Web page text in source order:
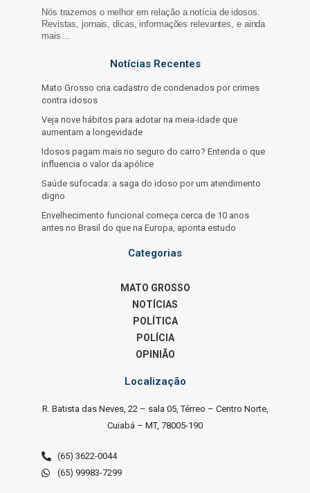
Nós trazemos o melhor em relação a notícia de idosos.
Revistas, jornais, dicas, informações relevantes, e ainda
mais…
Notícias Recentes
Mato Grosso cria cadastro de condenados por crimes
contra idosos
Veja nove hábitos para adotar na meia-idade que
aumentam a longevidade
Idosos pagam mais no seguro do carro? Entenda o que
influencia o valor da apólice
Saúde sufocada: a saga do idoso por um atendimento
digno
Envelhecimento funcional começa cerca de 10 anos
antes no Brasil do que na Europa, aponta estudo
Categorias
MATO GROSSO
NOTÍCIAS
POLÍTICA
POLÍCIA
OPINIÃO
Localização
R. Batista das Neves, 22 – sala 05, Térreo – Centro Norte,
Cuiabá – MT, 78005-190
(65) 3622-0044
(65) 99983-7299